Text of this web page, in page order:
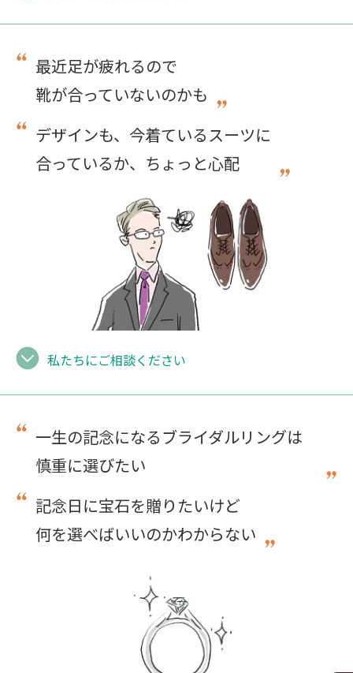
最近足が疲れるので
靴が合っていないのかも
デザインも、今着ているスーツに
合っているか、ちょっと心配
私たちにご相談ください
一生の記念になるブライダルリングは
慎重に選びたい
記念日に宝石を贈りたいけど
何を選べばいいのかわからない